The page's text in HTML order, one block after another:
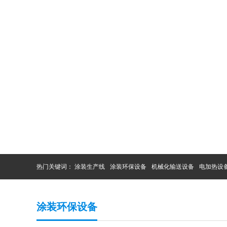
热门关键词： 涂装生产线 涂装环保设备 机械化输送设备 电加热设
涂装环保设备